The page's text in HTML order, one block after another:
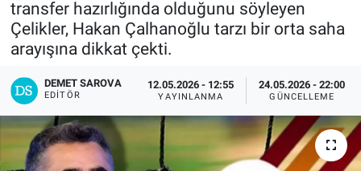
transfer hazırlığında olduğunu söyleyen
Çelikler, Hakan Çalhanoğlu tarzı bir orta saha
arayışına dikkat çekti.
DEMET SAROVA
EDITÖR
12.05.2026 - 12:55
YAYINLANMA
24.05.2026 - 22:00
GÜNCELLEME
MANŞET
RESMİ İLANLAR
Bize ulaşın